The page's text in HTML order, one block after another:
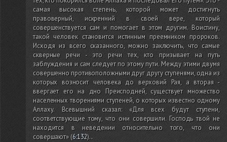
самая высокая степень, которой может достигнуть
правоверный, искренний в своей вере, который
совершенствуется сам и помогает в этом другим. Воистину,
такой человек становится истинным преемником пророков.
Исходя из всего сказанного, можно заключить, что самые
скверные речи - это речи тех, кто призывает на путь
заблуждения и сам следует по этому пути. Между этими двумя
совершенно противоположными друг другу ступенями, одна из
которых возносит человека до верховий Рая, а вторая -
ввергает его на дно Преисподней, существует множество
населенных творениями ступеней, о которых известно одному
Аллаху. Всевышний сказал: «Для всех будут ступени,
соответствующие тому, что они совершили. Господь твой не
находится в неведении относительно того, что они
совершают»(6:132)..